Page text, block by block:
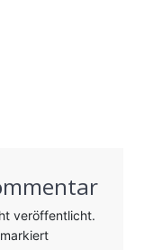
veröffentlicht.
markiert